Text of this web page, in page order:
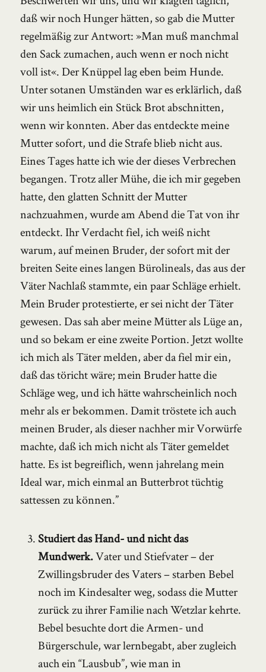
daß wir noch Hunger hätten, so gab die Mutter
regelmäßig zur Antwort: »Man muß manchmal
den Sack zumachen, auch wenn er noch nicht
voll ist«. Der Knüppel lag eben beim Hunde.
Unter sotanen Umständen war es erklärlich, daß
wir uns heimlich ein Stück Brot abschnitten,
wenn wir konnten. Aber das entdeckte meine
Mutter sofort, und die Strafe blieb nicht aus.
Eines Tages hatte ich wie der dieses Verbrechen
begangen. Trotz aller Mühe, die ich mir gegeben
hatte, den glatten Schnitt der Mutter
nachzuahmen, wurde am Abend die Tat von ihr
entdeckt. Ihr Verdacht fiel, ich weiß nicht
warum, auf meinen Bruder, der sofort mit der
breiten Seite eines langen Bürolineals, das aus der
Väter Nachlaß stammte, ein paar Schläge erhielt.
Mein Bruder protestierte, er sei nicht der Täter
gewesen. Das sah aber meine Mütter als Lüge an,
und so bekam er eine zweite Portion. Jetzt wollte
ich mich als Täter melden, aber da fiel mir ein,
daß das töricht wäre; mein Bruder hatte die
Schläge weg, und ich hätte wahrscheinlich noch
mehr als er bekommen. Damit tröstete ich auch
meinen Bruder, als dieser nachher mir Vorwürfe
machte, daß ich mich nicht als Täter gemeldet
hatte. Es ist begreiflich, wenn jahrelang mein
Ideal war, mich einmal an Butterbrot tüchtig
sattessen zu können.”
Studiert das Hand- und nicht das
Mundwerk.Vater und Stiefvater – der
Zwillingsbruder des Vaters – starben Bebel
noch im Kindesalter weg, sodass die Mutter
zurück zu ihrer Familie nach Wetzlar kehrte.
Bebel besuchte dort die Armen- und
Bürgerschule, war lernbegabt, aber zugleich
auch ein “Lausbub”, wie man in